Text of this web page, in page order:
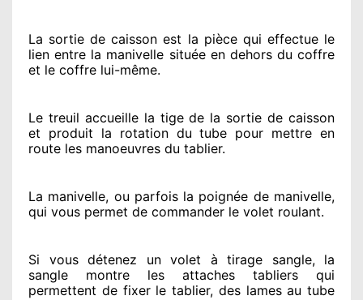
La sortie de caisson est la pièce qui effectuele
lien entre la manivelle situéeen dehorsdu coffre
et le coffre lui-même.
Le treuil accueille la tige de la sortie de caisson
et produit la rotation du tube pour mettre en
route les manoeuvres du tablier.
La manivelle, ou parfois la poignée de manivelle,
qui vous permet de commander le volet roulant.
Si vous détenez un volet à tirage sangle, la
sangle montre les attaches tabliers qui
permettent de fixer le tablier, des lames au tube